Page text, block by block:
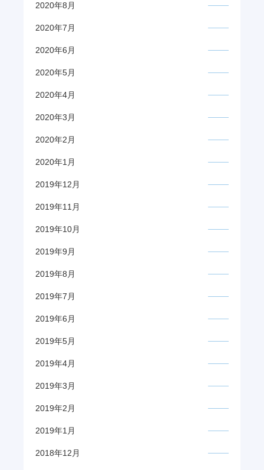
2020年8月
2020年7月
2020年6月
2020年5月
2020年4月
2020年3月
2020年2月
2020年1月
2019年12月
2019年11月
2019年10月
2019年9月
2019年8月
2019年7月
2019年6月
2019年5月
2019年4月
2019年3月
2019年2月
2019年1月
2018年12月